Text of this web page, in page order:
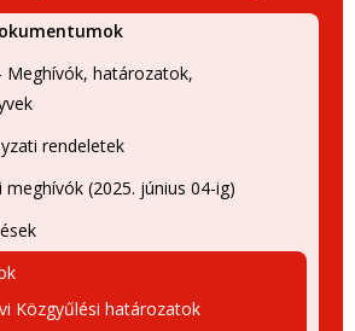
Meghívók, határozatok,
rendeletek
meghívók (2025. június 04-ig)
Közgyűlési határozatok